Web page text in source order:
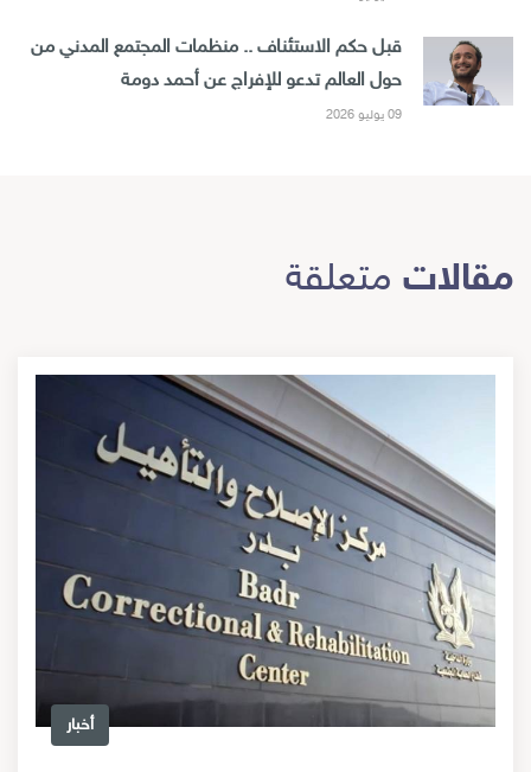
قبل حكم الاستئناف .. منظمات المجتمع المدني من
حول العالم تدعو للإفراج عن أحمد دومة
09 يوليو 2026
مقالات متعلقة
أخبار